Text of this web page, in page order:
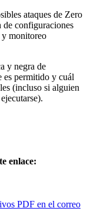
ataques de Zero
configuraciones
monitoreo
y negra de
es permitido y cuál
(incluso si alguien
enlace:
PDF en el correo